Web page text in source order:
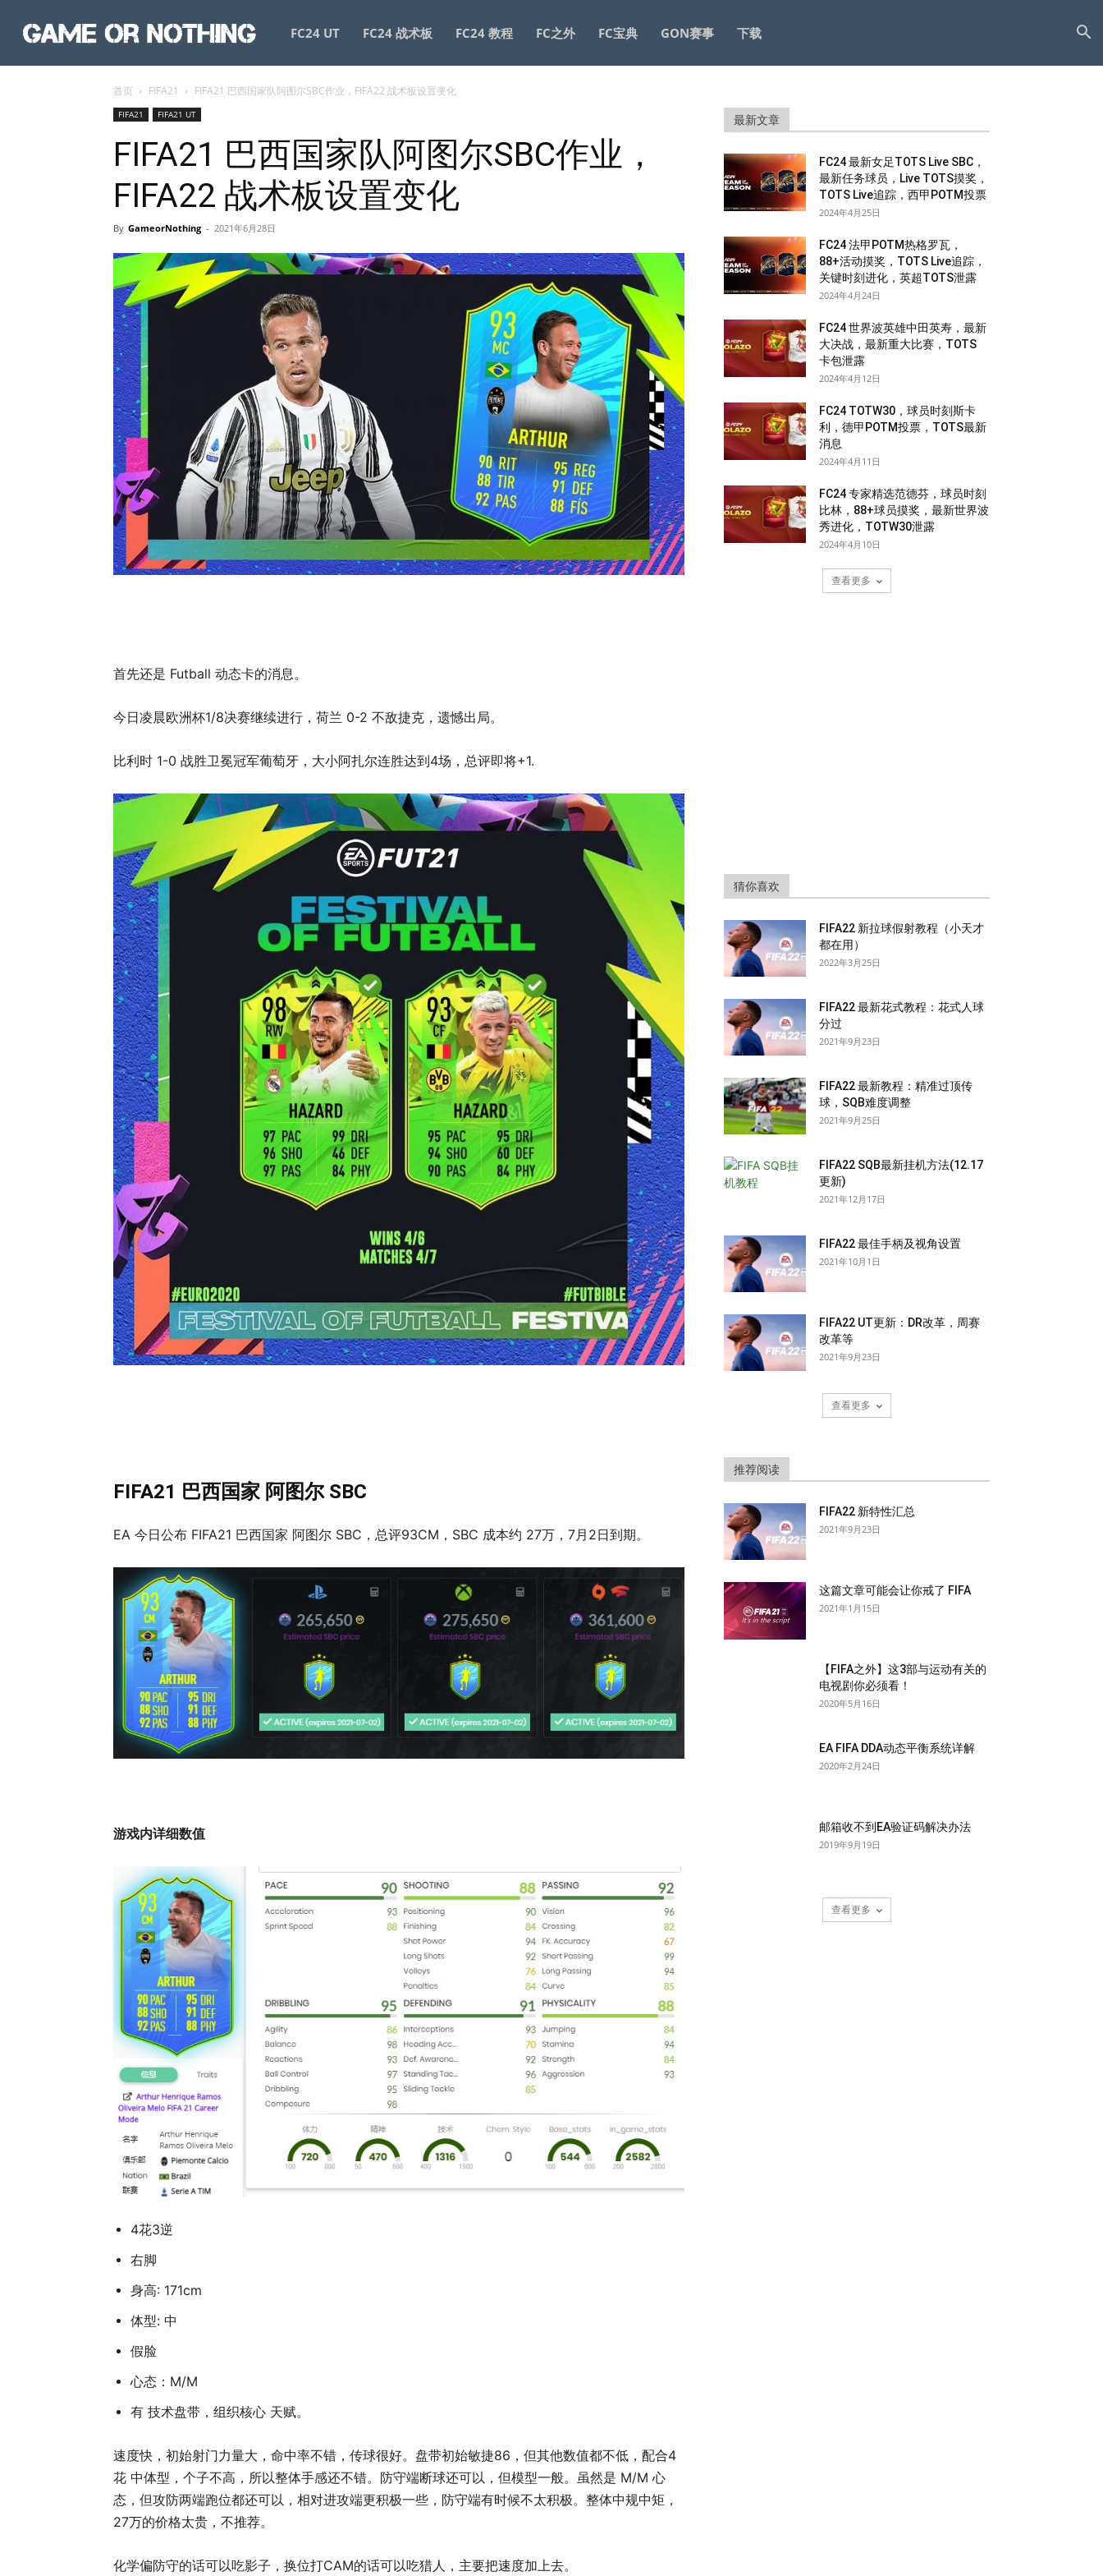
GameorNothing
FC24 UT FC24 战术板 FC24 教程 FC之外 FC宝典 GON赛事 下载
首页 FIFA21 FIFA21 巴西国家队阿图尔SBC作业，FIFA22 战术板设置变化
FIFA21 FIFA21 UT
FIFA21 巴西国家队阿图尔SBC作业，
FIFA22 战术板设置变化
By GameorNothing - 2021年6月28日
首先还是 Futball 动态卡的消息。
今日凌晨欧洲杯1/8决赛继续进行，荷兰 0-2 不敌捷克，遗憾出局。
比利时 1-0 战胜卫冕冠军葡萄牙，大小阿扎尔连胜达到4场，总评即将+1.
FIFA21 巴西国家 阿图尔 SBC
EA 今日公布 FIFA21 巴西国家 阿图尔 SBC，总评93CM，SBC 成本约 27万，7月2日到期。
游戏内详细数值
4花3逆
右脚
身高: 171cm
体型: 中
假脸
心态：M/M
有 技术盘带，组织核心 天赋。
速度快，初始射门力量大，命中率不错，传球很好。盘带初始敏捷86，但其他数值都不低，配合4
花 中体型，个子不高，所以整体手感还不错。防守端断球还可以，但模型一般。虽然是 M/M 心
态，但攻防两端跑位都还可以，相对进攻端更积极一些，防守端有时候不太积极。整体中规中矩，
27万的价格太贵，不推荐。
化学偏防守的话可以吃影子，换位打CAM的话可以吃猎人，主要把速度加上去。
最新文章
FC24 最新女足TOTS Live SBC，
最新任务球员，Live TOTS摸奖，
TOTS Live追踪，西甲POTM投票
2024年4月25日
FC24 法甲POTM热格罗瓦，
88+活动摸奖，TOTS Live追踪，
关键时刻进化，英超TOTS泄露
2024年4月24日
FC24 世界波英雄中田英寿，最新
大决战，最新重大比赛，TOTS
卡包泄露
2024年4月12日
FC24 TOTW30，球员时刻斯卡
利，德甲POTM投票，TOTS最新
消息
2024年4月11日
FC24 专家精选范德芬，球员时刻
比林，88+球员摸奖，最新世界波
秀进化，TOTW30泄露
2024年4月10日
查看更多
猜你喜欢
FIFA22 新拉球假射教程（小天才
都在用）
2022年3月25日
FIFA22 最新花式教程：花式人球
分过
2021年9月23日
FIFA22 最新教程：精准过顶传
球，SQB难度调整
2021年9月25日
FIFA22 SQB最新挂机方法(12.17
更新)
2021年12月17日
FIFA22 最佳手柄及视角设置
2021年10月1日
FIFA22 UT更新：DR改革，周赛
改革等
2021年9月23日
查看更多
推荐阅读
FIFA22 新特性汇总
2021年9月23日
这篇文章可能会让你戒了 FIFA
2021年1月15日
【FIFA之外】这3部与运动有关的
电视剧你必须看！
2020年5月16日
EA FIFA DDA动态平衡系统详解
2020年2月24日
邮箱收不到EA验证码解决办法
2019年9月19日
查看更多